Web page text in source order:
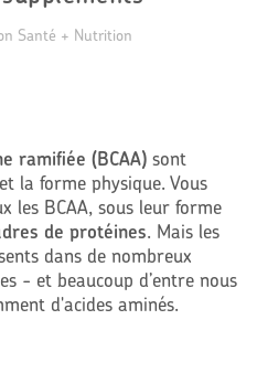
Santé + Nutrition
ramifiée (BCAA)sont
la forme physique. Vous
les BCAA, sous leur forme
de protéines. Mais les
dans de nombreux
- et beaucoup d’entre nous
d'acides aminés.